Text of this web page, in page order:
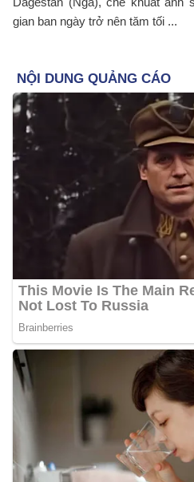
gian ban ngày trở nên tăm tối ...